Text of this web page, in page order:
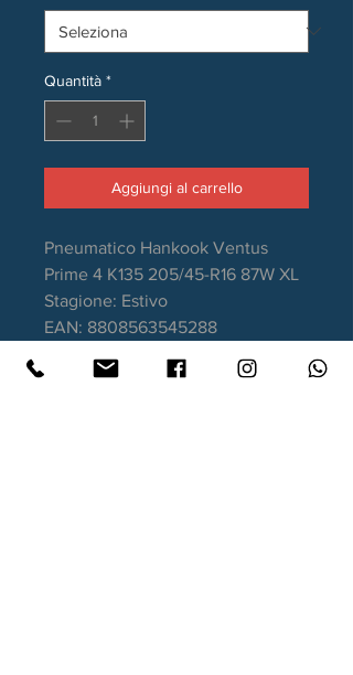
Quantità *
Aggiungi al carrello
Pneumatico Hankook Ventus
Prime 4 K135 205/45-R16 87W XL
Stagione: Estivo
EAN: 8808563545288
Consumo carburante: C